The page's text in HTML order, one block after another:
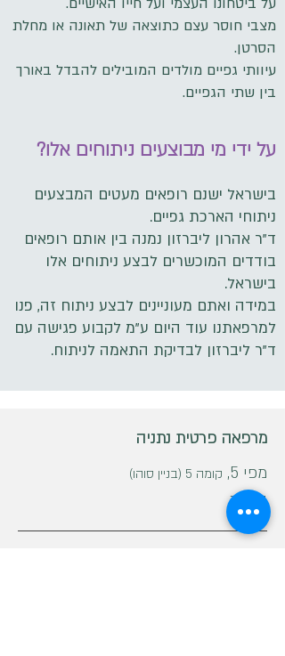
מצבי חוסר עצם כתוצאה של תאונה או מחלת
הסרטן.
עיוותי גפיים מולדים המובילים להבדל באורך
בין שתי הגפיים.
?על ידי מי מבוצעים ניתוחים אלו
בישראל ישנם רופאים מעטים המבצעים
ניתוחי הארכת גפיים.
ד"ר אהרון ליברזון נמנה בין אותם רופאים
בודדים המוכשרים לבצע ניתוחים אלו
בישראל.
במידה ואתם מעוניינים לבצע ניתוח זה, פנו
למרפאתנו עוד היום ע"מ לקבוע פגישה עם
ד"ר ליברזון לבדיקת התאמה לניתוח.
מרפאה פרטית נתניה
מפי 5,
קומה 5 (בניין סוהו)
נתניה